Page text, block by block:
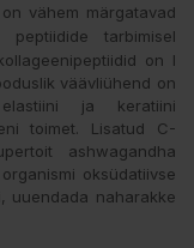
vähem märgatavad
peptiidide tarbimisel
on I
väävliühend on
elastiini ja keratiini
toimet. Lisatud C-
ashwagandha
oksüdatiivse
uuendada naharakke